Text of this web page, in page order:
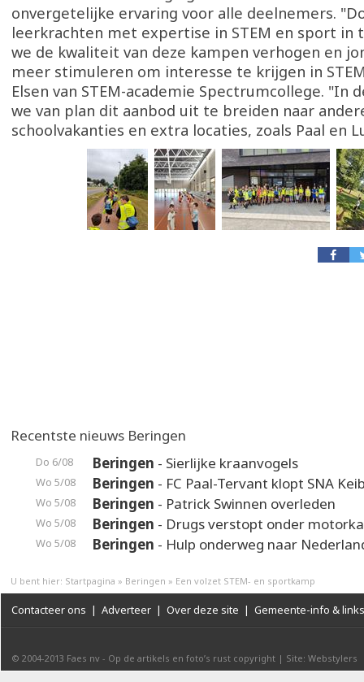
onvergetelijke ervaring voor alle deelnemers.
leerkrachten met expertise in STEM en sport in
we de kwaliteit van deze kampen verhogen en
meer stimuleren om interesse te krijgen in
Elsen van STEM-academie Spectrumcollege. "In
we van plan dit aanbod uit te breiden naar
schoolvakanties en extra locaties, zoals Paal en
Recentste nieuws Beringen
Do 6/08 Beringen - Sierlijke kraanvogels
Wo 5/08 Beringen - FC Paal-Tervant klopt SNA
Wo 5/08 Beringen - Patrick Swinnen overleden
Wo 5/08 Beringen - Drugs verstopt onder
Wo 5/08 Beringen - Hulp onderweg naar
U bent hier: Startpagina » Beringen » Een volzet STEM- en sportkamp
Contacteer ons | Adverteer | Over deze site | Gemeente-info & links
© 2004-2013 Faes nv - Op de artikels en foto’s rust copyright | Site: Webstylers